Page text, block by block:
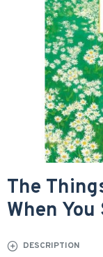
The
When
DESCRIPTION